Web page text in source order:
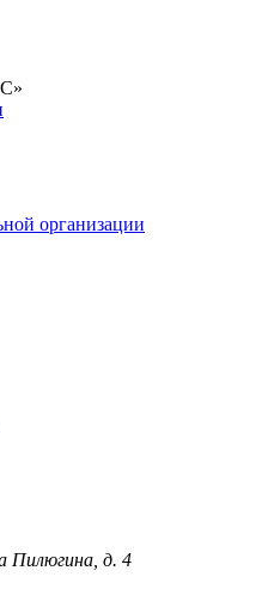
организации
Пилюгина, д. 4